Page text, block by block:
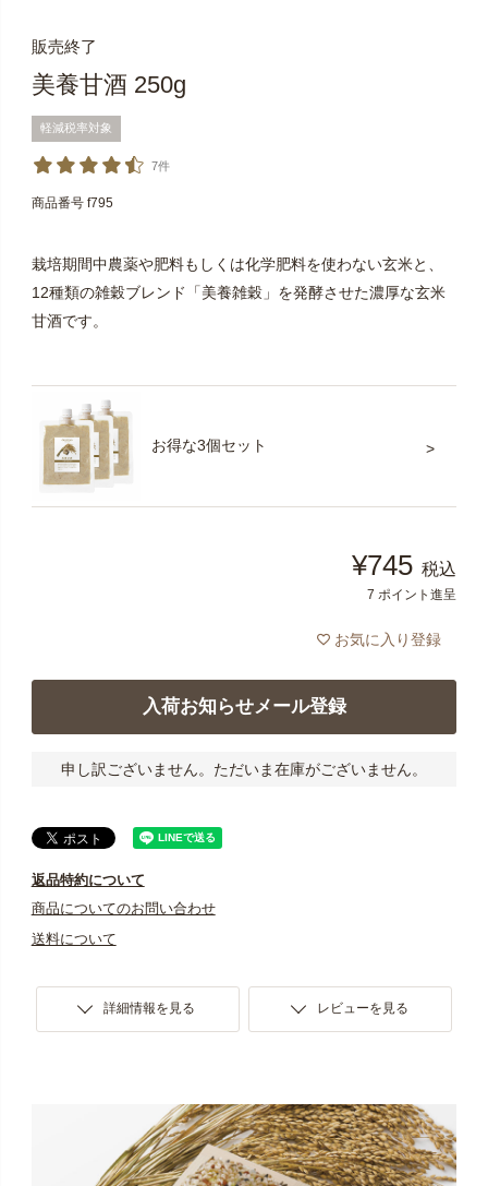
販売終了
美養甘酒 250g
軽減税率対象
7件
商品番号 f795
栽培期間中農薬や肥料もしくは化学肥料を使わない玄米と、
12種類の雑穀ブレンド「美養雑穀」を発酵させた濃厚な玄米
甘酒です。
お得な3個セット
¥745 税込
7 ポイント進呈
お気に入り登録
入荷お知らせメール登録
申し訳ございません。ただいま在庫がございません。
返品特約について
商品についてのお問い合わせ
送料について
詳細情報を見る レビューを見る